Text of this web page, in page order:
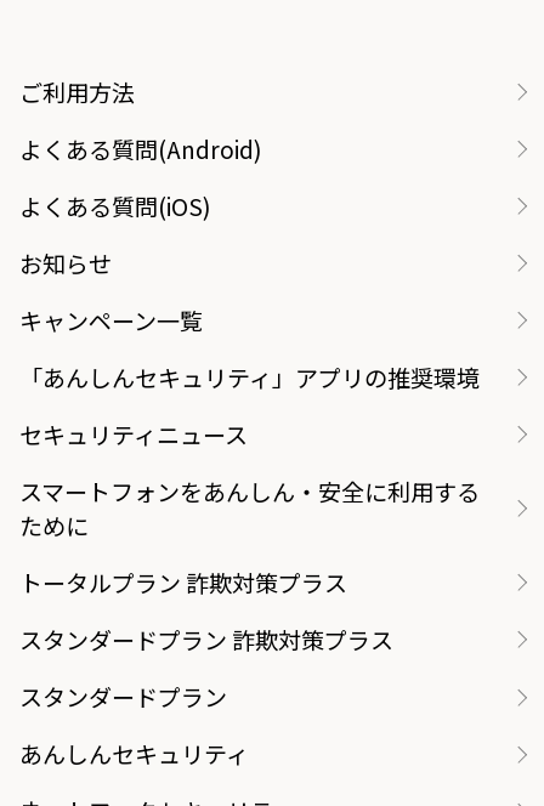
ご利用方法
よくある質問(Android)
よくある質問(iOS)
お知らせ
キャンペーン一覧
「あんしんセキュリティ」アプリの推奨環境
セキュリティニュース
スマートフォンをあんしん・安全に利用する
ために
トータルプラン 詐欺対策プラス
スタンダードプラン 詐欺対策プラス
スタンダードプラン
あんしんセキュリティ